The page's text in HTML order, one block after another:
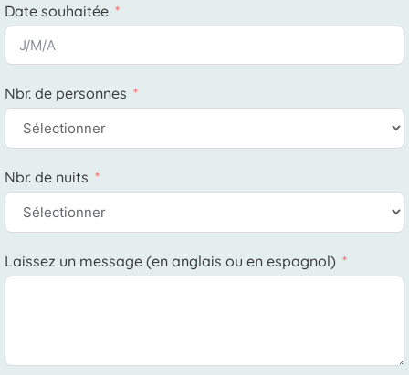
Date souhaitée
Nbr. de personnes
Nbr. de nuits
Laissez un message (en anglais ou en espagnol)